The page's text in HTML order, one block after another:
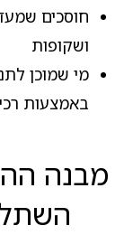
חוסכים
ושקופות
מי שמוכן
באמצעות
מבנה